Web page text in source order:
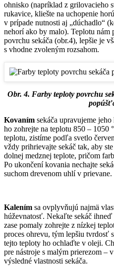
ohnisko (napríklad z grilovacieho
rukavice, kliešte na uchopenie
v prípade nutnosti aj „dúchadlo“
nehorí ako by malo). Teplotu nám
povrchu sekáča (obr.4), lepšie je
s vhodne zvoleným rozsahom.
Obr. 4. Farby teploty povrchu
Kovaním sekáča upravujeme
ho zohrejte na teplotu 850 – 1050
teplotu, zistíme podľa svetlo
vždy prihrievajte sekáč tak, aby
dolnej medznej teplote, pričom
Po ukončení kovania nechajte
suchom drevenom uhlí v prievane.
Kalením sa ovplyvňujú najmä
húževnatosť. Nekaľte sekáč
zase pomaly zohrejte z nízkej
proces ohrevu, tým lepšiu tvrdosť
tejto teploty ho ochlaďte v oleji.
pre nástroje s malým prierezom –
výsledné vlastnosti sekáča.